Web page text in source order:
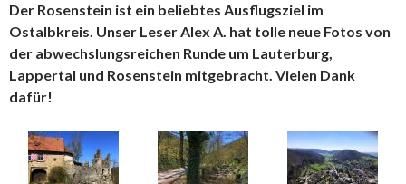
Der Rosenstein ist ein beliebtes Ausflugsziel im
Ostalbkreis. Unser Leser Alex A. hat tolle neue Fotos von
der abwechslungsreichen Runde um Lauterburg,
Lappertal und Rosenstein mitgebracht. Vielen Dank
dafür!